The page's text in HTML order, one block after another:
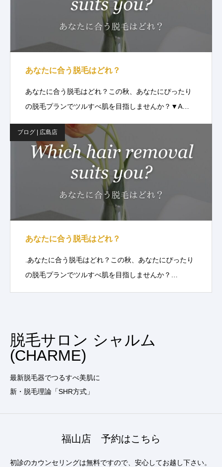
あなたに合う脱毛はどれ？
あなたに合う脱毛はどれ？この秋、あなたにぴったり
の脱毛プランでツルすべ肌を目指しませんか？▼A…
ブログ | 広島店
あなたに合う脱毛はどれ？
.あなたに合う脱毛はどれ？この秋、あなたにぴったり
の脱毛プランでツルすべ肌を目指しませんか？…
脱毛サロン シャルム
(CHARME)
最新脱毛器でつるすべ美肌に
新・脱毛理論「SHR方式」
福山店 予約はこちら
初診のカウンセリングは無料ですので、安心してお越し下さい。